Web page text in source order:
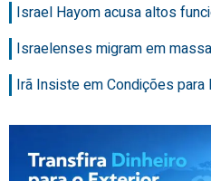
Israel Hayom acusa altos
Israelenses migram em
Irã Insiste em Condições para